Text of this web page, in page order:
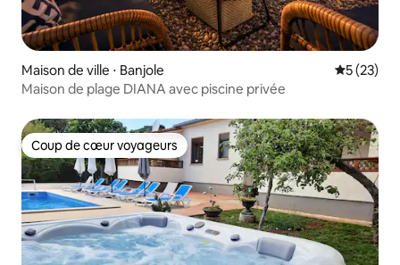
Maison de ville ⋅ Banjole
5 (23)
Maison de plage DIANA avec piscine privée
Coup de cœur voyageurs
Coup de cœur voyageurs